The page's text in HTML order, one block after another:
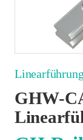
GHW-